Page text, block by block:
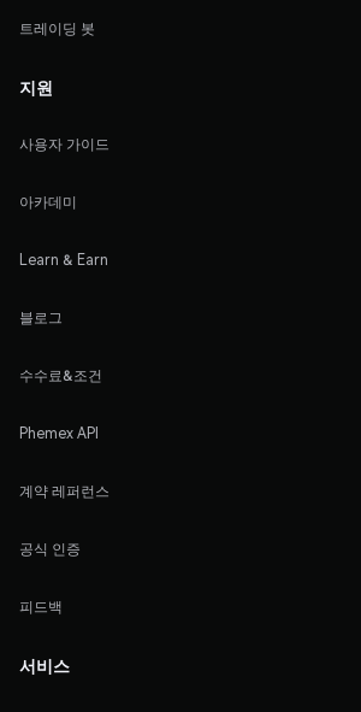
트레이딩 봇
지원
사용자 가이드
아카데미
Learn & Earn
블로그
수수료&조건
Phemex API
계약 레퍼런스
공식 인증
피드백
서비스